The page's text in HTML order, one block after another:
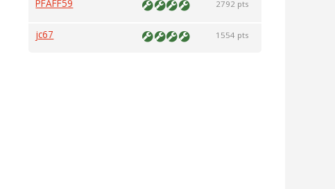
PFAFF59 2792 pts
jc67 1554 pts